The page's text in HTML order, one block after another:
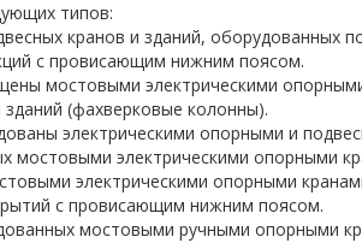
типов:
кранов и зданий, оборудованных
с провисающим нижним поясом.
мостовыми электрическими
(фахверковые колонны).
электрическими опорными и
мостовыми электрическими опорными
электрическими опорными
с провисающим нижним поясом.
мостовыми ручными опорными